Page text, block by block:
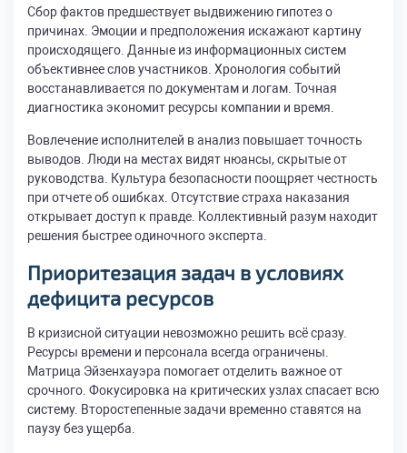
Сбор фактов предшествует выдвижению гипотез о
причинах. Эмоции и предположения искажают картину
происходящего. Данные из информационных систем
объективнее слов участников. Хронология событий
восстанавливается по документам и логам. Точная
диагностика экономит ресурсы компании и время.
Вовлечение исполнителей в анализ повышает точность
выводов. Люди на местах видят нюансы, скрытые от
руководства. Культура безопасности поощряет честность
при отчете об ошибках. Отсутствие страха наказания
открывает доступ к правде. Коллективный разум находит
решения быстрее одиночного эксперта.
Приоритезация задач в условиях
дефицита ресурсов
В кризисной ситуации невозможно решить всё сразу.
Ресурсы времени и персонала всегда ограничены.
Матрица Эйзенхауэра помогает отделить важное от
срочного. Фокусировка на критических узлах спасает всю
систему. Второстепенные задачи временно ставятся на
паузу без ущерба.